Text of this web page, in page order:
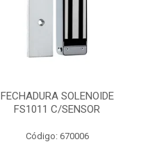
FECHADURA SOLENOIDE
FS1011 C/SENSOR
Código: 670006